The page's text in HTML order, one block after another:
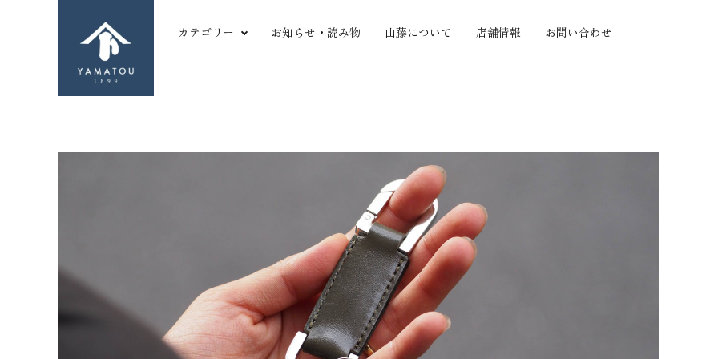
カテゴリー
二つ折り財布
バッグ
その他小物
シボ
やわらか
薄い
厚い
型押し
変化が楽しい
傷つきにくい
カードがたくさん入る
お札を折らずに収納
手のひらサイズ
使い方色々
手帳カバーセミオー
お知らせ・読み物 山藤について 店舗情報 お問い合わせ
新規会員登録
カートの中身